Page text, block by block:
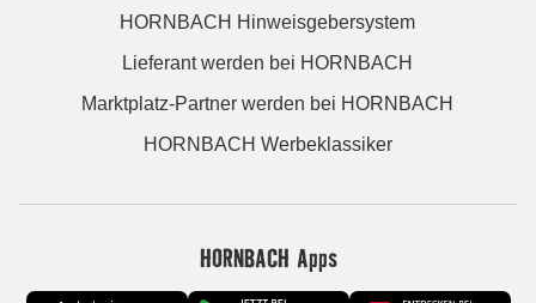
HORNBACH Hinweisgebersystem
Lieferant werden bei HORNBACH
Marktplatz-Partner werden bei HORNBACH
HORNBACH Werbeklassiker
HORNBACH Apps